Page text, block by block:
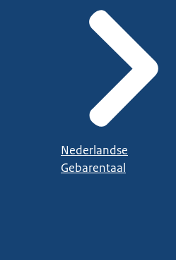
Nederlandse
Gebarentaal